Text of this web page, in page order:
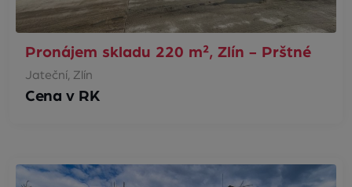
Pronájem skladu 220 m², Zlín - Prštné
Jateční, Zlín
Cena v RK